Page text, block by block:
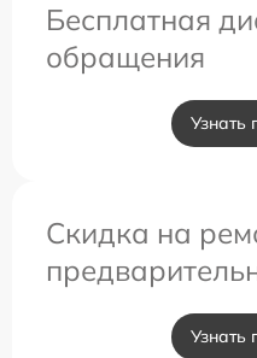
Бесплатная
обращения
Узнать
Скидка на
Узнать